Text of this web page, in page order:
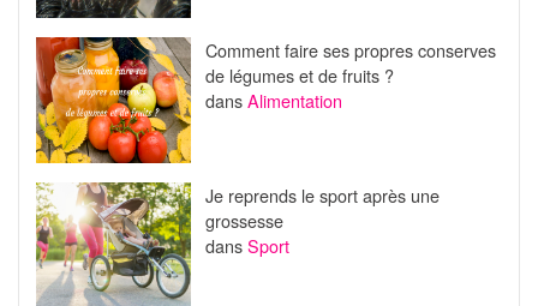
Comment faire ses propres conserves
de légumes et de fruits ?
dansAlimentation
Je reprends le sport après une
grossesse
dansSport